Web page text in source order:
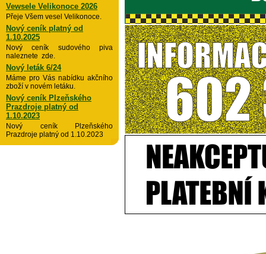
Vewsele Velikonoce 2026
Přeje Všem vesel Velikonoce.
Nový ceník platný od
1.10.2025
Nový ceník sudového piva
naleznete zde.
Nový leták 6/24
Máme pro Vás nabídku akčního
zboží v novém letáku.
Nový ceník Plzeňského
Prazdroje platný od
1.10.2023
Nový ceník Plzeňského
Prazdroje platný od 1.10.2023